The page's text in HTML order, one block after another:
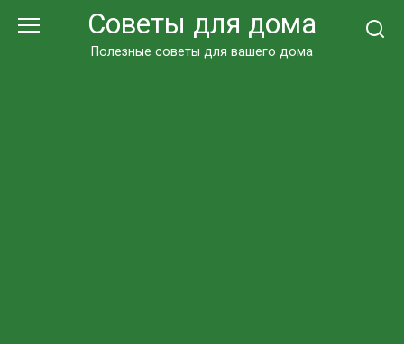
Советы для дома
Полезные советы для вашего дома